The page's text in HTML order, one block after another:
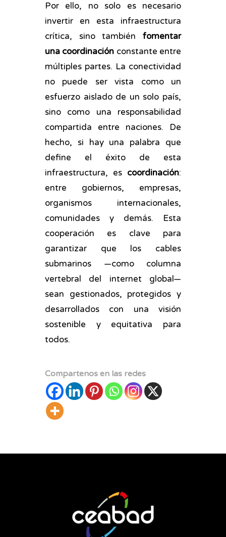
Por ello, no solo es necesario
invertir en esta infraestructura
crítica, sino también fomentar
una coordinación constante entre
múltiples partes. La conectividad
no puede ser vista como un
esfuerzo aislado de un solo país,
sino como una responsabilidad
compartida entre naciones. De
hecho, si hay una palabra que
define el éxito de esta
infraestructura, es coordinación:
entre gobiernos, empresas,
organismos internacionales,
comunidades y demás. Esta
cooperación es clave para
garantizar que los cables
submarinos —como columna
vertebral del internet global—
sean gestionados, protegidos y
desarrollados con una visión
sostenible y equitativa para
todos.
Compartenos en las redes